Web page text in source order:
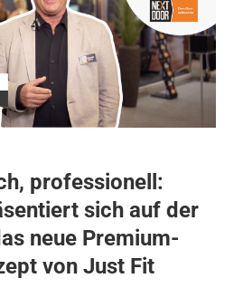
professionell:
sich auf der
neue Premium-
von Just Fit